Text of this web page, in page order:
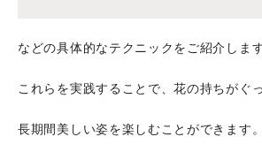
などの具体的なテクニックをご紹介します
これらを実践することで、花の持ちがぐ
長期間美しい姿を楽しむことができます。